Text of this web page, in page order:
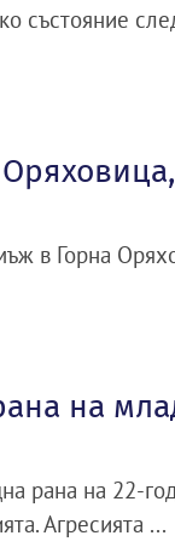
състояние
в Горна
на
рана на 22-
Агресията ...